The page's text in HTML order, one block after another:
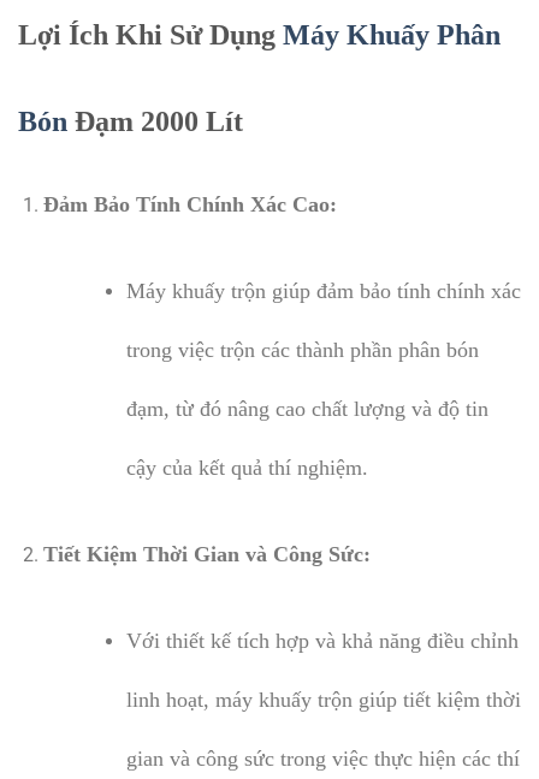
Lợi Ích Khi Sử Dụng Máy Khuấy Phân
Bón Đạm 2000 Lít
Đảm Bảo Tính Chính Xác Cao:
Máy khuấy trộn giúp đảm bảo tính chính xác
trong việc trộn các thành phần phân bón
đạm, từ đó nâng cao chất lượng và độ tin
cậy của kết quả thí nghiệm.
Tiết Kiệm Thời Gian và Công Sức:
Với thiết kế tích hợp và khả năng điều chỉnh
linh hoạt, máy khuấy trộn giúp tiết kiệm thời
gian và công sức trong việc thực hiện các thí